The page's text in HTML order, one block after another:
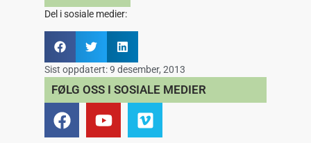
Del i sosiale medier:
Sist oppdatert:9 desember, 2013
FØLG OSS I SOSIALE MEDIER